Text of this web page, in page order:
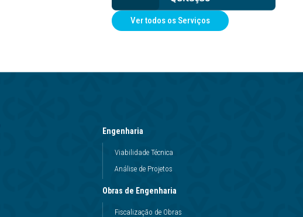
Ver todos os Serviços
Engenharia
Viabilidade Técnica
Análise de Projetos
Obras de Engenharia
Fiscalização de Obras